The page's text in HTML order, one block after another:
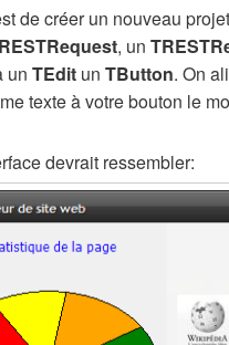
de créer un nouveau
, un
un TEdit un TButton. On
texte à votre bouton le
devrait ressembler: